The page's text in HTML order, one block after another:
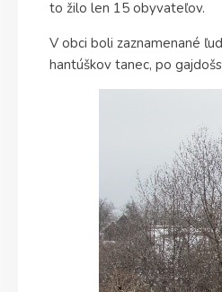
to žilo len 15 obyvateľov.
V obci boli zaznamenané
hantúškov tanec, po